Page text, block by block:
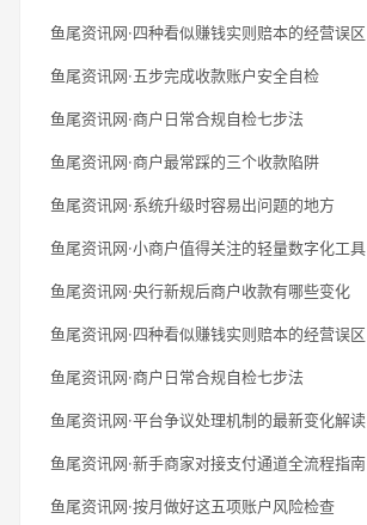
鱼尾资讯网·四种看似赚钱实则赔本的经营误区
鱼尾资讯网·五步完成收款账户安全自检
鱼尾资讯网·商户日常合规自检七步法
鱼尾资讯网·商户最常踩的三个收款陷阱
鱼尾资讯网·系统升级时容易出问题的地方
鱼尾资讯网·小商户值得关注的轻量数字化工具
鱼尾资讯网·央行新规后商户收款有哪些变化
鱼尾资讯网·四种看似赚钱实则赔本的经营误区
鱼尾资讯网·商户日常合规自检七步法
鱼尾资讯网·平台争议处理机制的最新变化解读
鱼尾资讯网·新手商家对接支付通道全流程指南
鱼尾资讯网·按月做好这五项账户风险检查